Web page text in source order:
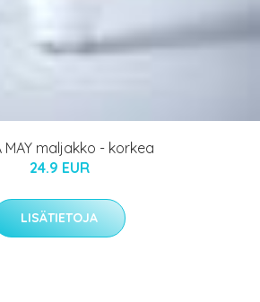
MAY maljakko - korkea
24.9 EUR
LISÄTIETOJA